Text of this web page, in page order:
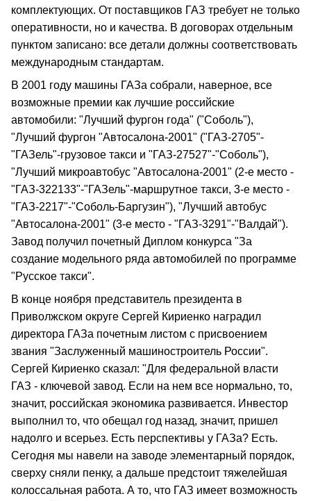
комплектующих. От поставщиков ГАЗ требует не только
оперативности, но и качества. В договорах отдельным
пунктом записано: все детали должны соответствовать
международным стандартам.
В 2001 году машины ГАЗа собрали, наверное, все
возможные премии как лучшие российские
автомобили: "Лучший фургон года" ("Соболь"),
"Лучший фургон "Автосалона-2001" ("ГАЗ-2705"-
"ГАЗель"-грузовое такси и "ГАЗ-27527"-"Соболь"),
"Лучший микроавтобус "Автосалона-2001" (2-е место -
"ГАЗ-322133"-"ГАЗель"-маршрутное такси, 3-е место -
"ГАЗ-2217"-"Соболь-Баргузин"), "Лучший автобус
"Автосалона-2001" (3-е место - "ГАЗ-3291"-"Валдай").
Завод получил почетный Диплом конкурса "За
создание модельного ряда автомобилей по программе
"Русское такси".
В конце ноября представитель президента в
Приволжском округе Сергей Кириенко наградил
директора ГАЗа почетным листом с присвоением
звания "Заслуженный машиностроитель России".
Сергей Кириенко сказал: "Для федеральной власти
ГАЗ - ключевой завод. Если на нем все нормально, то,
значит, российская экономика развивается. Инвестор
выполнил то, что обещал год назад, значит, пришел
надолго и всерьез. Есть перспективы у ГАЗа? Есть.
Сегодня мы навели на заводе элементарный порядок,
сверху сняли пенку, а дальше предстоит тяжелейшая
колоссальная работа. А то, что ГАЗ имеет возможность